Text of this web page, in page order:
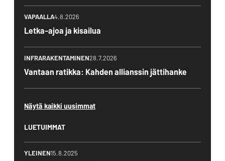
VAPAALLA4.8.2026
Letka-ajoa ja kisailua
INFRARAKENTAMINEN28.7.2026
Vantaan ratikka: Kahden allianssin jättihanke
Näytä kaikki uusimmat
LUETUIMMAT
YLEINEN15.8.2025